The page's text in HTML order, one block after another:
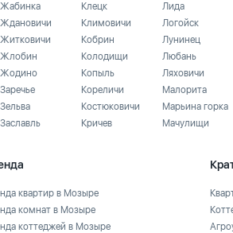
Жабинка
Ждановичи
Житковичи
Жлобин
Жодино
Заречье
Зельва
Заславль
Клецк
Климовичи
Кобрин
Колодищи
Копыль
Кореличи
Костюковичи
Кричев
Лида
Логойск
Лунинец
Любань
Ляховичи
Малорита
Марьина горка
Мачулищи
квартир в Мозыре
комнат в Мозыре
коттеджей в Мозыре